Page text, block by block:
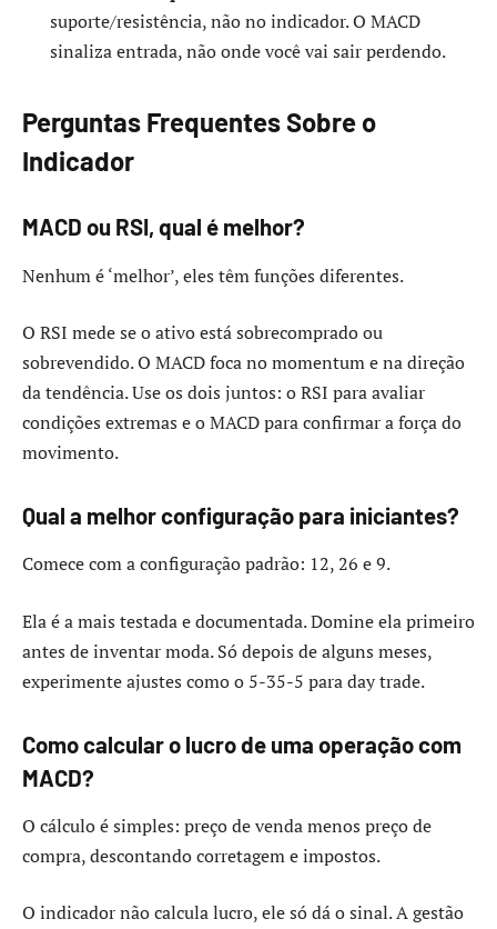
suporte/resistência, não no indicador. O MACD
sinaliza entrada, não onde você vai sair perdendo.
Perguntas Frequentes Sobre o
Indicador
MACD ou RSI, qual é melhor?
Nenhum é ‘melhor’, eles têm funções diferentes.
O RSI mede se o ativo está sobrecomprado ou
sobrevendido. O MACD foca no momentum e na direção
da tendência. Use os dois juntos: o RSI para avaliar
condições extremas e o MACD para confirmar a força do
movimento.
Qual a melhor configuração para iniciantes?
Comece com a configuração padrão: 12, 26 e 9.
Ela é a mais testada e documentada. Domine ela primeiro
antes de inventar moda. Só depois de alguns meses,
experimente ajustes como o 5-35-5 para day trade.
Como calcular o lucro de uma operação com
MACD?
O cálculo é simples: preço de venda menos preço de
compra, descontando corretagem e impostos.
O indicador não calcula lucro, ele só dá o sinal. A gestão